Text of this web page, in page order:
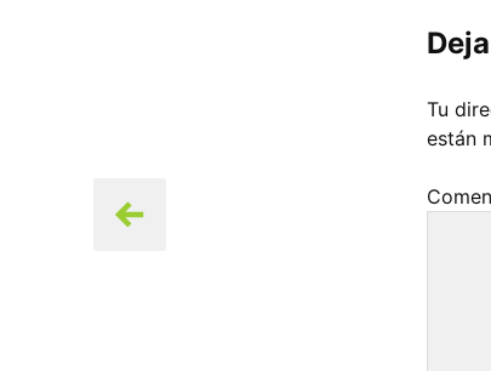
Tu
están